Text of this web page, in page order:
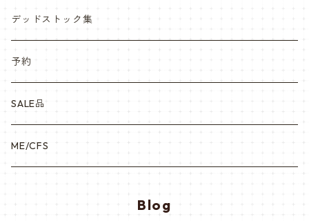
デッドストック集
予約
SALE品
ME/CFS
Blog